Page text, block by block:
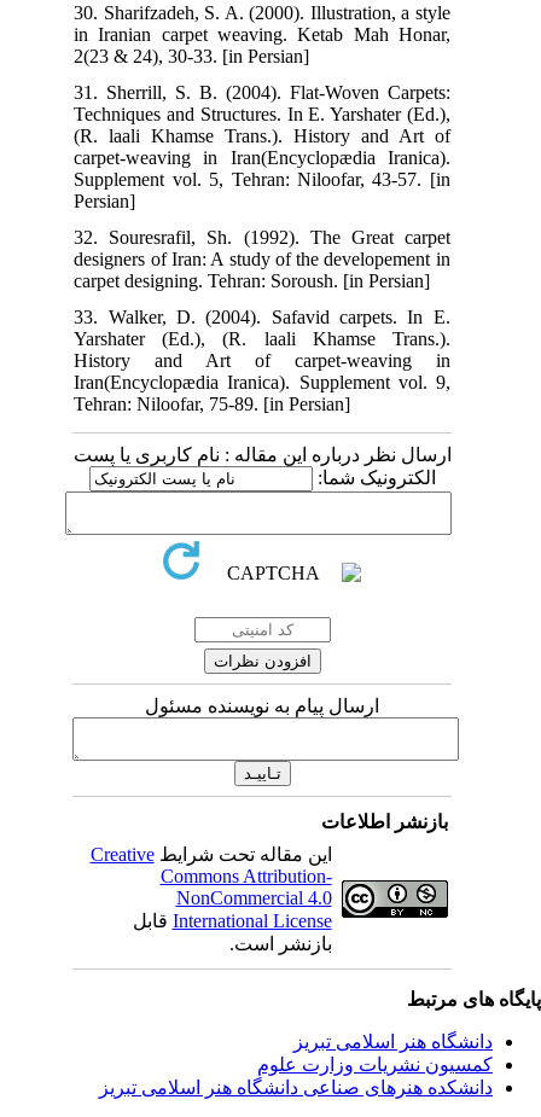
30. Sharifzadeh, S. A. (2000). Illustration, a style
in Iranian carpet weaving. Ketab Mah Honar,
2(23 & 24), 30-33. [in Persian]
31. Sherrill, S. B. (2004). Flat-Woven Carpets:
Techniques and Structures. In E. Yarshater (Ed.),
(R. laali Khamse Trans.). History and Art of
carpet-weaving in Iran(Encyclopædia Iranica).
Supplement vol. 5, Tehran: Niloofar, 43-57. [in
32. Souresrafil, Sh. (1992). The Great carpet
designers of Iran: A study of the developement in
carpet designing. Tehran: Soroush. [in Persian]
33. Walker, D. (2004). Safavid carpets. In E.
Yarshater (Ed.), (R. laali Khamse Trans.).
History and Art of carpet-weaving in
Iran(Encyclopædia Iranica). Supplement vol. 9,
Tehran: Niloofar, 75-89. [in Persian]
ارسال نظر درباره این مقاله : نام کاربری یا پست
الکترونیک شما:
ارسال پیام به نویسنده مسئول
بازنشر اطلاعات
این مقاله تحت شرایطCreative
Commons Attribution-
NonCommercial 4.0
International Licenseقابل
بازنشر است.
مرتبط
هنر اسلامی تبریز
نشریات وزارت علوم
هنرهای صناعی دانشگاه هنر اسلامی تبریز